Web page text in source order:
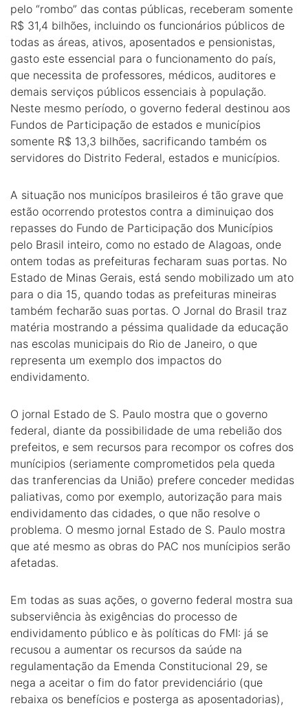
pelo “rombo” das contas públicas, receberam somente
R$ 31,4 bilhões, incluindo os funcionários públicos de
todas as áreas, ativos, aposentados e pensionistas,
gasto este essencial para o funcionamento do país,
que necessita de professores, médicos, auditores e
demais serviços públicos essenciais à população.
Neste mesmo período, o governo federal destinou aos
Fundos de Participação de estados e municípios
somente R$ 13,3 bilhões, sacrificando também os
servidores do Distrito Federal, estados e municípios.
A situação nos municípos brasileiros é tão grave que
estão ocorrendo protestos contra a diminuiçao dos
repasses do Fundo de Participação dos Municípios
pelo Brasil inteiro, como no estado de Alagoas, onde
ontem todas as prefeituras fecharam suas portas. No
Estado de Minas Gerais, está sendo mobilizado um ato
para o dia 15, quando todas as prefeituras mineiras
também fecharão suas portas. O Jornal do Brasil traz
matéria mostrando a péssima qualidade da educação
nas escolas municipais do Rio de Janeiro, o que
representa um exemplo dos impactos do
endividamento.
O jornal Estado de S. Paulo mostra que o governo
federal, diante da possibilidade de uma rebelião dos
prefeitos, e sem recursos para recompor os cofres dos
munícipios (seriamente comprometidos pela queda
das tranferencias da União) prefere conceder medidas
paliativas, como por exemplo, autorização para mais
endividamento das cidades, o que não resolve o
problema. O mesmo jornal Estado de S. Paulo mostra
que até mesmo as obras do PAC nos munícipios serão
afetadas.
Em todas as suas ações, o governo federal mostra sua
subserviência às exigências do processo de
endividamento público e às políticas do FMI: já se
recusou a aumentar os recursos da saúde na
regulamentação da Emenda Constitucional 29, se
nega a aceitar o fim do fator previdenciário (que
rebaixa os benefícios e posterga as aposentadorias),